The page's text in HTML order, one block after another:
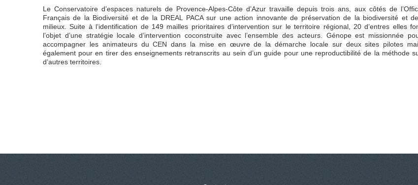
Le Conservatoire d’espaces naturels de Provence-Alpes-Côte d’Azur travaille depuis trois ans, aux côtés de
Français de la Biodiversité et de la DREAL PACA sur une action innovante de préservation de la biodiversité et
milieux. Suite à l’identification de 149 mailles prioritaires d’intervention sur le territoire régional, 20 d’entres elles
l’objet d’une stratégie locale d’intervention coconstruite avec l’ensemble des acteurs. Génope est missionnée
accompagner les animateurs du CEN dans la mise en œuvre de la démarche locale sur deux sites pilotes
également pour en tirer des enseignements retranscrits au sein d’un guide pour une reproductibilité de la méthode
d’autres territoires.